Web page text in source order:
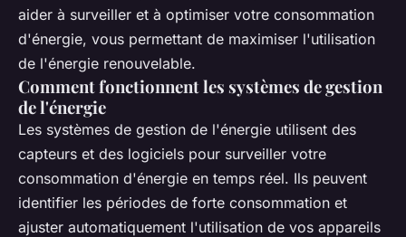
aider à surveiller et à optimiser votre consommation
d'énergie, vous permettant de maximiser l'utilisation
de l'énergie renouvelable.
Comment fonctionnent les systèmes de gestion
de l'énergie
Les systèmes de gestion de l'énergie utilisent des
capteurs et des logiciels pour surveiller votre
consommation d'énergie en temps réel. Ils peuvent
identifier les périodes de forte consommation et
ajuster automatiquement l'utilisation de vos appareils